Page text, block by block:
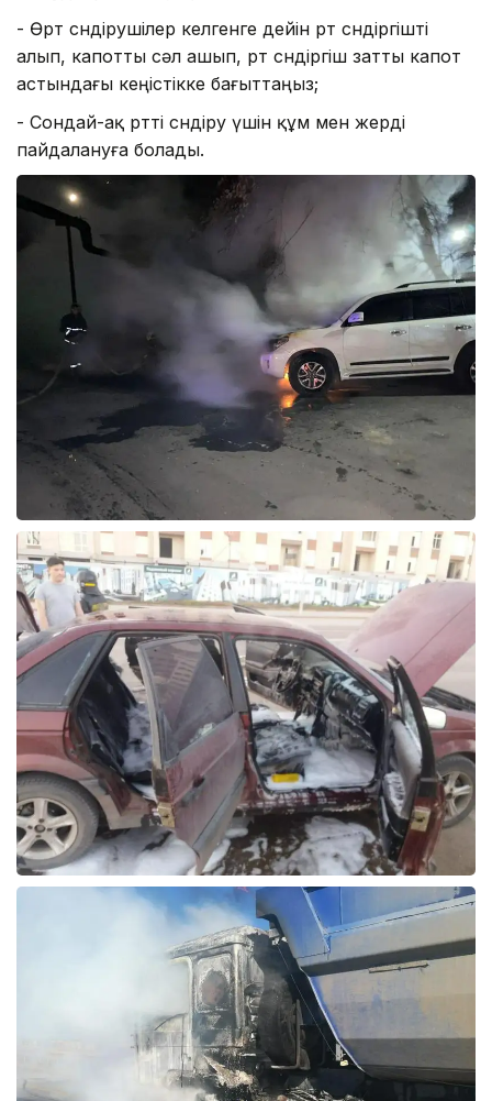
- Өрт сөндірушілер келгенге дейін өрт сөндіргішті
алып, капотты сәл ашып, өрт сөндіргіш затты капот
астындағы кеңістікке бағыттаңыз;
- Сондай-ақ өртті сөндіру үшін құм мен жерді
пайдалануға болады.